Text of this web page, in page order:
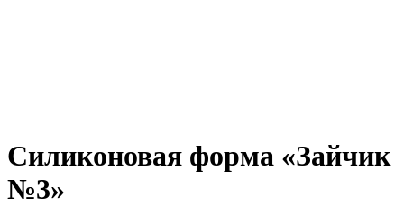
Силиконовая форма «Зайчик
№3»